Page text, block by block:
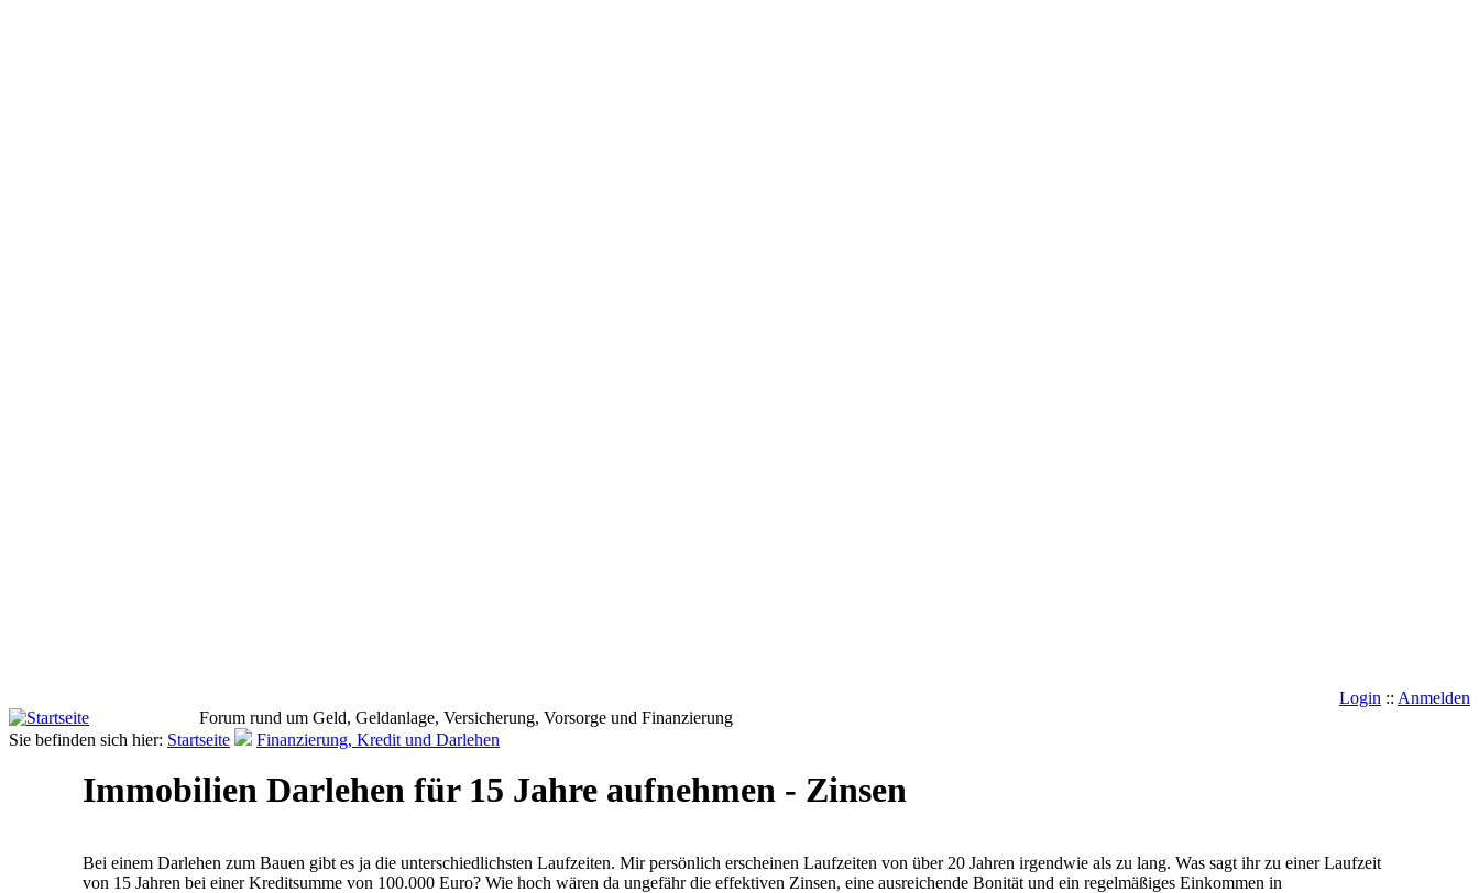
Login :: Anmelden
Forum rund um Geld, Geldanlage, Versicherung, Vorsorge und Finanzierung
Sie befinden sich hier: Startseite Finanzierung, Kredit und Darlehen
Immobilien Darlehen für 15 Jahre aufnehmen - Zinsen
Bei einem Darlehen zum Bauen gibt es ja die unterschiedlichsten Laufzeiten. Mir persönlich erscheinen Laufzeiten von über 20 Jahren irgendwie als zu lang. Was sagt ihr zu einer Laufzeit
von 15 Jahren bei einer Kreditsumme von 100.000 Euro? Wie hoch wären da ungefähr die effektiven Zinsen, eine ausreichende Bonität und ein regelmäßiges Einkommen in